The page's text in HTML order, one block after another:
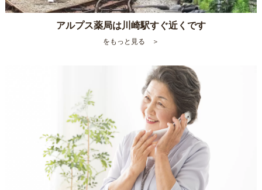
アルプス薬局は川崎駅すぐ近くです
をもっと見る ＞